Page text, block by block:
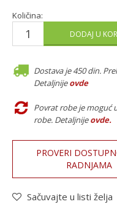
Količina:
DODAJ U
Dostava je 450 din.
Detaljnijeovde
Povrat robe je moguć
robe. Detaljnije ovde.
PROVERI
RADNJAMA
Sačuvajte u listi želja